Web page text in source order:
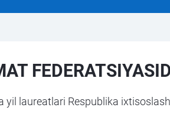
yil laureatlari Respublika